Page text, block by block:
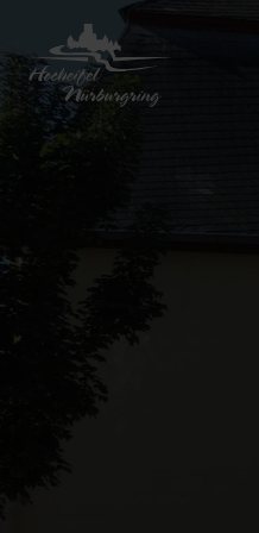
Zurück
Startseite